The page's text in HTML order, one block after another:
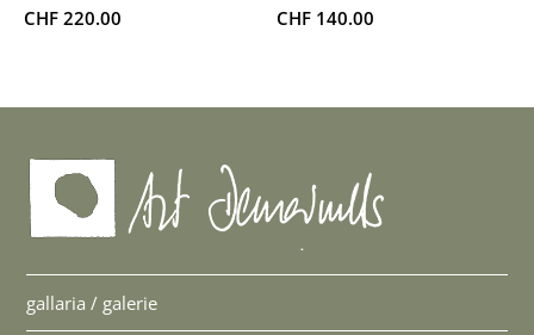
CHF 220.00 CHF 140.00
gallaria / galerie